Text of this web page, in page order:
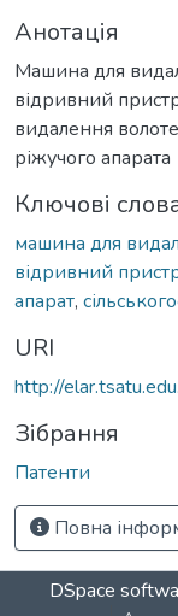
Анотація
Машина для
відривний
видалення
ріжучого апарата
Ключові
машина для
відривний
апарат,
URI
http://
Зібрання
Патенти
Повна
DSpace